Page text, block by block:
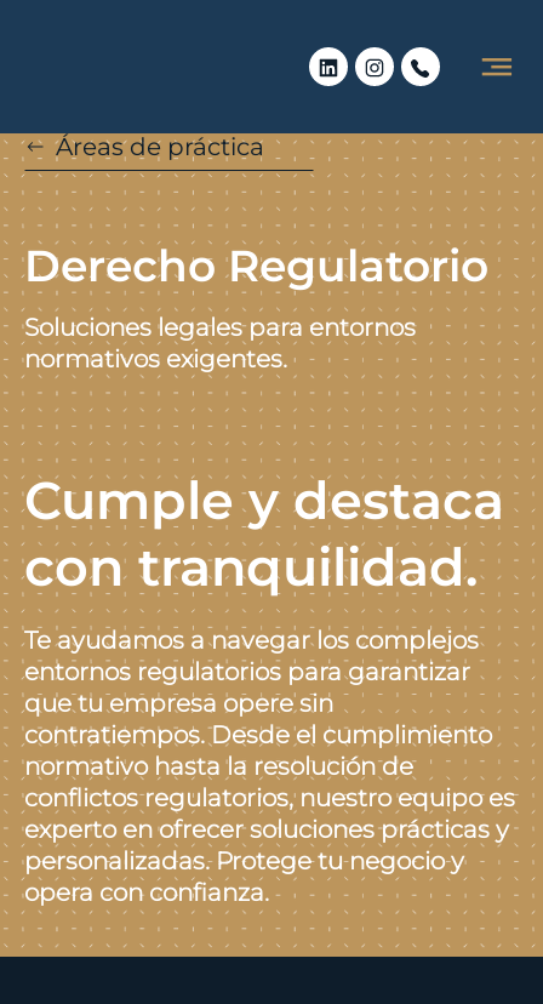
Áreas de práctica
Derecho Regulatorio
Soluciones legales para entornos
normativos exigentes.
Cumple y destaca
con tranquilidad.
Te ayudamos a navegar los complejos
entornos regulatorios para garantizar
que tu empresa opere sin
contratiempos. Desde el cumplimiento
normativo hasta la resolución de
conflictos regulatorios, nuestro equipo es
experto en ofrecer soluciones prácticas y
personalizadas. Protege tu negocio y
opera con confianza.